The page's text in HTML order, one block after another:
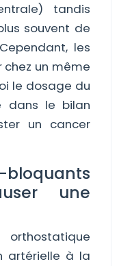
tandis
souvent de
les
un même
le dosage du
dans le bilan
un cancer
une
artérielle à la